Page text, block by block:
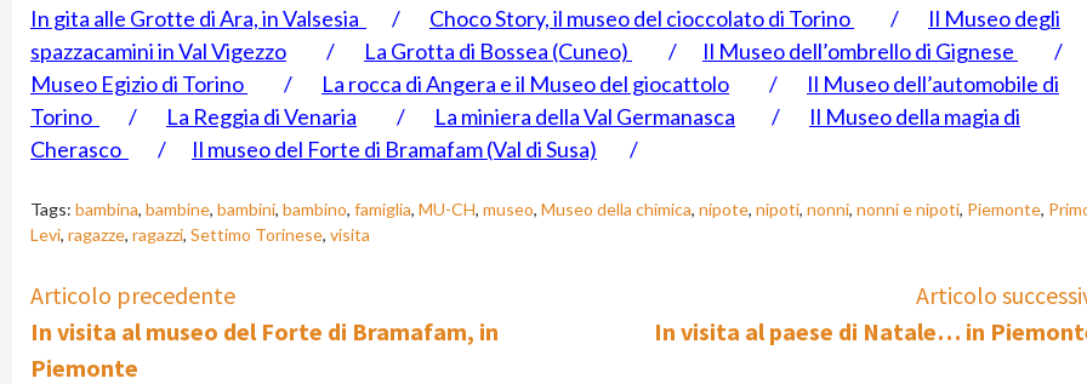
In gita alle Grotte di Ara, in Valsesia
/ Choco Story, il museo del cioccolato di Torino / Il Museo degli
spazzacamini in Val Vigezzo / La Grotta di Bossea (Cuneo) / Il Museo dell’ombrello di Gignese /
Museo Egizio di Torino
/ La rocca di Angera e il Museo del giocattolo / Il Museo dell’automobile di
Torino
/ La Reggia di Venaria / La miniera della Val Germanasca / Il Museo della magia di
Cherasco
/ Il museo del Forte di Bramafam (Val di Susa) /
Tags: bambina, bambine, bambini, bambino, famiglia, MU-CH, museo, Museo della chimica, nipote, nipoti, nonni, nonni e nipoti, Piemonte,
Levi, ragazze, ragazzi, Settimo Torinese, visita
Continue
Reading
Articolo precedente
In visita al museo del Forte di Bramafam, in
Piemonte
Articolo
In visita al paese di Natale… in